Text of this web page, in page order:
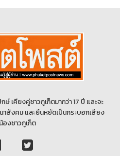
เคียงคู่ชาวภูเก็ตมากว่า 17 ปี และจะ
สังคม และยืนหยัดเป็นกระบอกเสียง
องชาวภูเก็ต